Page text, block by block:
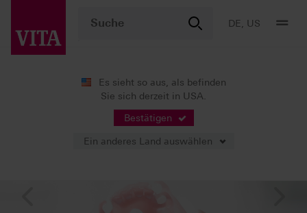
DE, US
Es sieht so aus, als befinden
Sie sich derzeit in USA.
Bestätigen
Ein anderes Land auswählen